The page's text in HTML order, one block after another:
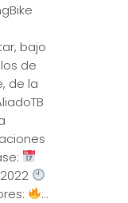
bajo
de
de la
...